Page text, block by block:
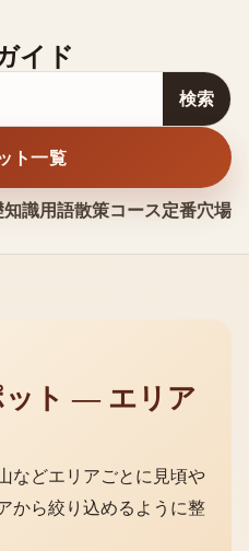
イド
知識用語散策コース定番穴場
検索
ト一覧
ット — エリア
などエリアごとに見頃や
から絞り込めるように整